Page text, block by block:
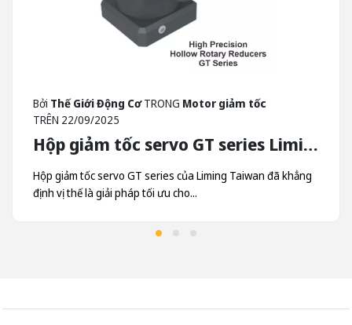
Bởi Thế Giới Động Cơ TRONG Motor giảm tốc
TRÊN 22/09/2025
Hộp giảm tốc servo GT series Liming - Hộp Giảm Tốc Quay Trục Rỗng Liming Taiwan
Hộp giảm tốc servo GT series của Liming Taiwan đã khẳng
định vị thế là giải pháp tối ưu cho...